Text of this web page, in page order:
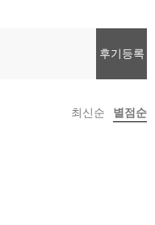
후기등록
최신순 별점순